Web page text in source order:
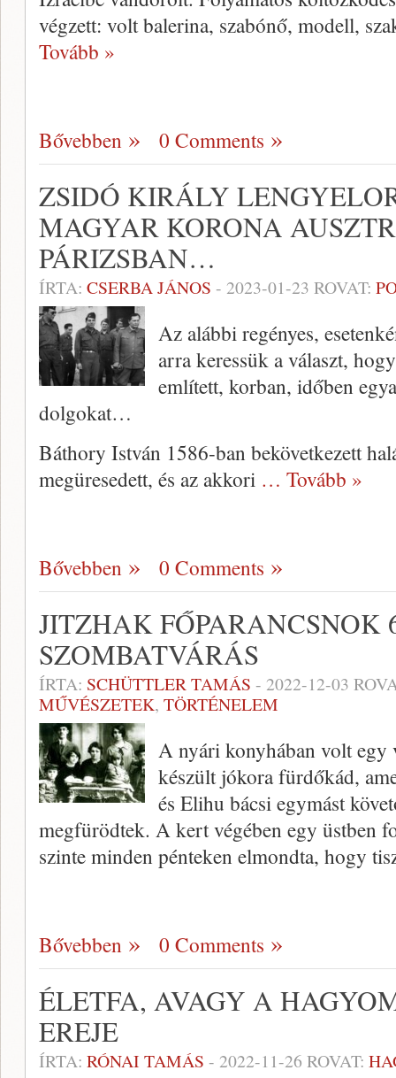
végzett: volt balerina, szabónő, modell,
Tovább »
Bővebben 0 Comments
ZSIDÓ KIRÁLY
MAGYAR KORONA
PÁRIZSBAN…
ÍRTA: CSERBA JÁNOS - 2023-01-23 ROVAT:
Az alábbi regényes,
arra keressük a választ,
említett, korban, időben
dolgokat…
Báthory István 1586-ban bekövetkezett
megüresedett, és az akkori … Tovább »
Bővebben 0 Comments
JITZHAK FŐPARANCSNOK
SZOMBATVÁRÁS
ÍRTA: SCHÜTTLER TAMÁS - 2022-12-03
MŰVÉSZETEK, TÖRTÉNELEM
A nyári konyhában volt egy
készült jókora fürdőkád,
és Elihu bácsi egymást
megfürödtek. A kert végében egy üstben
szinte minden pénteken elmondta, hogy
Bővebben 0 Comments
ÉLETFA, AVAGY A
EREJE
ÍRTA: RÓNAI TAMÁS - 2022-11-26 ROVAT: